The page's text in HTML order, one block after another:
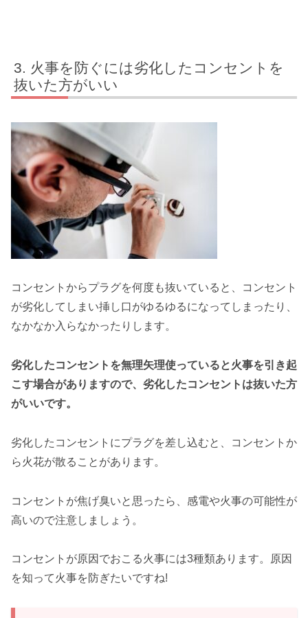
火事を防ぐには劣化したコンセントを
抜いた方がいい
コンセントからプラグを何度も抜いていると、コンセント
が劣化してしまい挿し口がゆるゆるになってしまったり、
なかなか入らなかったりします。
劣化したコンセントを無理矢理使っていると火事を引き起
こす場合がありますので、劣化したコンセントは抜いた方
がいいです。
劣化したコンセントにプラグを差し込むと、コンセントか
ら火花が散ることがあります。
コンセントが焦げ臭いと思ったら、感電や火事の可能性が
高いので注意しましょう。
コンセントが原因でおこる火事には3種類あります。原因
を知って火事を防ぎたいですね!